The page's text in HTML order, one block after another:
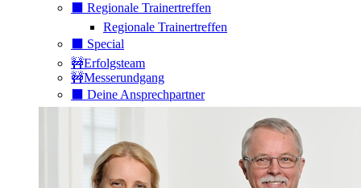
⬛️ Regionale Trainertreffen
Regionale Trainertreffen
⬛️ Special
🚧Erfolgsteam
🚧Messerundgang
⬛️ Deine Ansprechpartner